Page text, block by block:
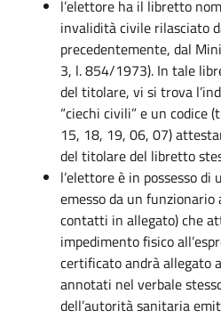
l’elettore ha il libretto
invalidità civile rilasciato
precedentemente, dal
3, l. 854/1973). In tale
del titolare, vi si trova
“ciechi civili” e un codice
15, 18, 19, 06, 07)
del titolare del libretto
l’elettore è in possesso
emesso da un
contatti in allegato) che
impedimento fisico
certificato andrà allegato
annotati nel verbale
dell’autorità sanitaria